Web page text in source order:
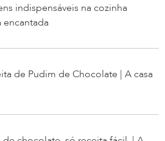
indispensáveis na cozinha
encantada
de Pudim de Chocolate | A casa